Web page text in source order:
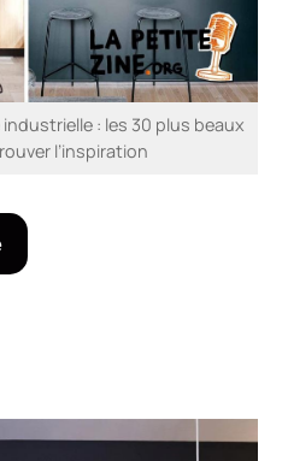
: les 30 plus beaux
l’inspiration